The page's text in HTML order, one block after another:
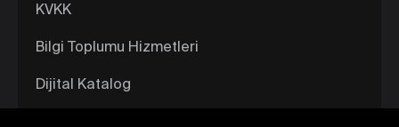
KVKK
Bilgi Toplumu Hizmetleri
Dijital Katalog